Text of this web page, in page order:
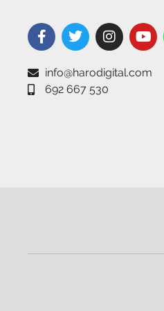
info@harodigital.com
692 667 530